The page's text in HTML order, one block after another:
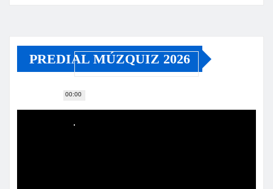
00:00
PREDIAL MÚZQUIZ 2026
Reproductor